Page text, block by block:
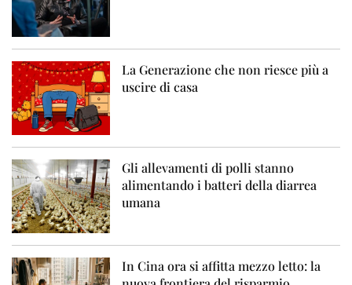
La Generazione che non riesce più a
uscire di casa
Gli allevamenti di polli stanno
alimentando i batteri della diarrea
umana
In Cina ora si affitta mezzo letto: la